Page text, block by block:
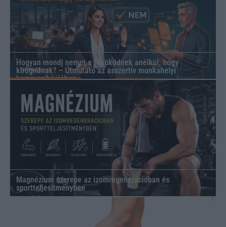
Hogyan mondj nemet a főnöködnek anélkül, hogy
kirúgnának? – Útmutató az asszertív munkahelyi
kommunikációhoz
Magnézium szerepe az izomregenerációban és
sportteljesítményben